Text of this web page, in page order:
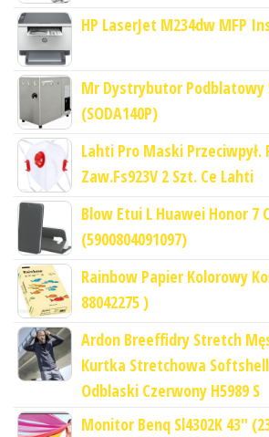
HP LaserJet M234dw MFP
Mr Dystrybutor Podblatowy
(SODA140P)
Lahti Pro Maski Przeciwpył.
Zaw.Fs923V 2 Szt. Ce Lahti
Blow Etui L Huawei Honor 7
(5900804091097)
Rainbow Papier Kolorowy
88042275 )
Ardon Breeffidry Stretch
Kurtka Stretchowa
Odblaski Czerwony H5989 S
Monitor Benq Sl4302K 43"